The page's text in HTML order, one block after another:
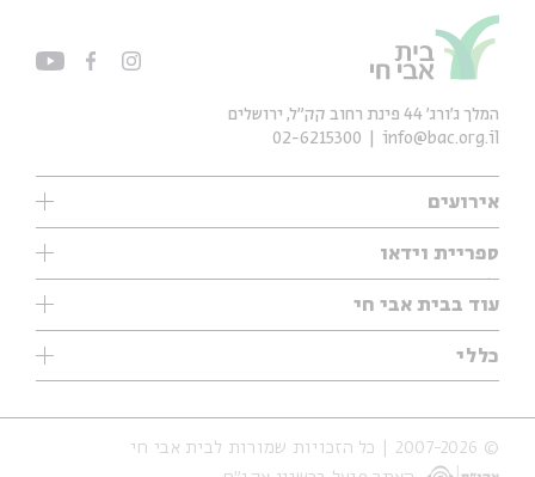
אירועים
עיון
אנגלית
נוער
סדרות
אירועי עבר
ספריית וידאו
ילדים
מוזיקה
עיון
מיוחדים
עוד בבית אבי חי
תערוכות
מיוחדים
כללי
אודות
הצהרת נגישות
המלך ג'ורג' 44 פינת רחוב קק״ל, ירושלים
info@bac.org.il
02-6215300
© 2007-2026 | כל הזכויות שמורות לבית אבי חי